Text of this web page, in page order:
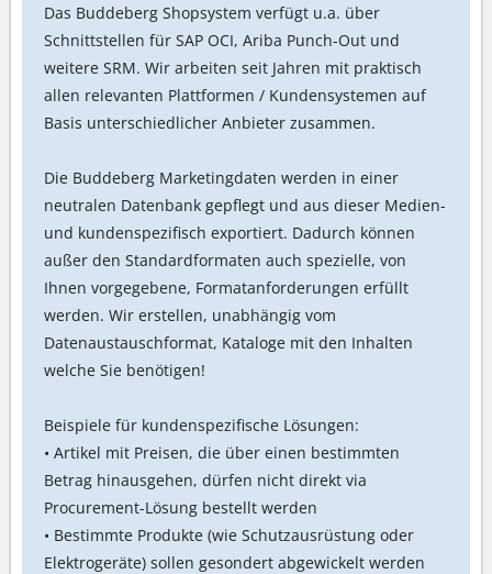
Das Buddeberg Shopsystem verfügt u.a. über
Schnittstellen für SAP OCI, Ariba Punch-Out und
weitere SRM. Wir arbeiten seit Jahren mit praktisch
allen relevanten Plattformen / Kundensystemen auf
Basis unterschiedlicher Anbieter zusammen.
Die Buddeberg Marketingdaten werden in einer
neutralen Datenbank gepflegt und aus dieser Medien-
und kundenspezifisch exportiert. Dadurch können
außer den Standardformaten auch spezielle, von
Ihnen vorgegebene, Formatanforderungen erfüllt
werden. Wir erstellen, unabhängig vom
Datenaustauschformat, Kataloge mit den Inhalten
welche Sie benötigen!
Beispiele für kundenspezifische Lösungen:
• Artikel mit Preisen, die über einen bestimmten
Betrag hinausgehen, dürfen nicht direkt via
Procurement-Lösung bestellt werden
• Bestimmte Produkte (wie Schutzausrüstung oder
Elektrogeräte) sollen gesondert abgewickelt werden